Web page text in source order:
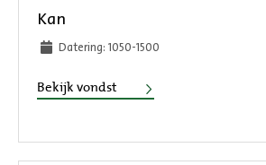
Kan
Datering: 1050-1500
Bekijk vondst